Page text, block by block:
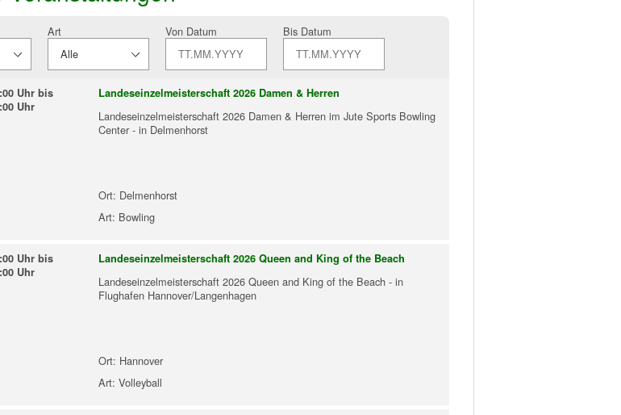
Art Von Datum Bis Datum
Uhr bis
Uhr
Landeseinzelmeisterschaft 2026 Damen & Herren
Landeseinzelmeisterschaft 2026 Damen & Herren im Jute Sports Bowling
Center - in Delmenhorst
Ort: Delmenhorst
Art: Bowling
Uhr bis
Uhr
Landeseinzelmeisterschaft 2026 Queen and King of the Beach
Landeseinzelmeisterschaft 2026 Queen and King of the Beach - in
Flughafen Hannover/Langenhagen
Ort: Hannover
Art: Volleyball